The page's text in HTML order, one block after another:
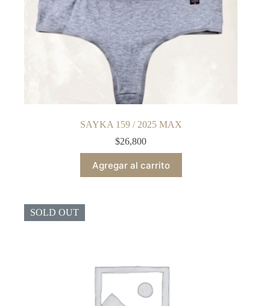
SAYKA 159 / 2025 MAX
$26,800
Agregar al carrito
SOLD OUT